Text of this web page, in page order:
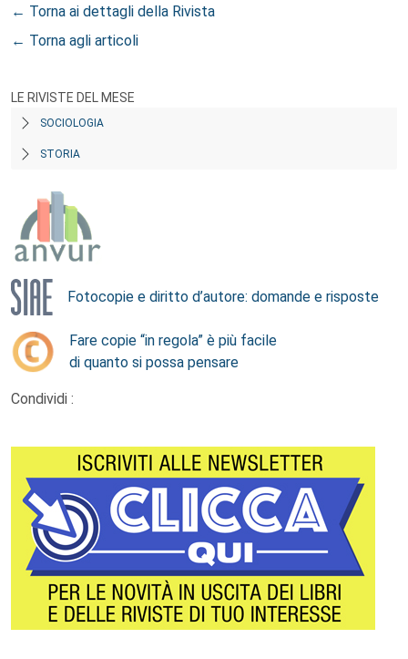
← Torna ai dettagli della Rivista
← Torna agli articoli
LE RIVISTE DEL MESE
SOCIOLOGIA
STORIA
Fotocopie e diritto d’autore: domande e risposte
Fare copie “in regola” è più facile
di quanto si possa pensare
Condividi :